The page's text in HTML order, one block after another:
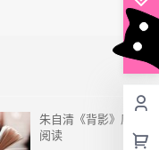
解锁
会员
权限
朱自清《背影》原文
阅读